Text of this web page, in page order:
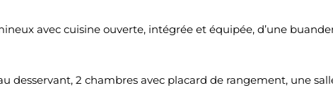
avec cuisine ouverte, intégrée et équipée, d’une
desservant, 2 chambres avec placard de rangement, une